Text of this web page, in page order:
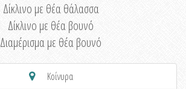
Δίκλινο με θέα θάλασσα
Δίκλινο με θέα βουνό
Διαμέρισμα με θέα βουνό
Κοίνυρα